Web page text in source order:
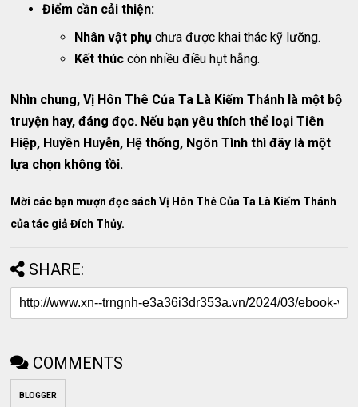
Điểm cần cải thiện:
Nhân vật phụ chưa được khai thác kỹ lưỡng.
Kết thúc còn nhiều điều hụt hẫng.
Nhìn chung, Vị Hôn Thê Của Ta Là Kiếm Thánh là một bộ
truyện hay, đáng đọc. Nếu bạn yêu thích thể loại Tiên
Hiệp, Huyền Huyễn, Hệ thống, Ngôn Tình thì đây là một
lựa chọn không tồi.
Mời các bạn mượn đọc sách Vị Hôn Thê Của Ta Là Kiếm Thánh
của tác giả Đích Thủy.
SHARE:
COMMENTS
BLOGGER